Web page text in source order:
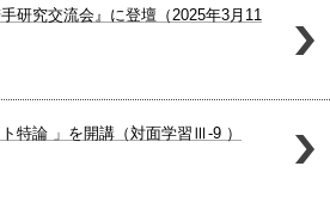
研究交流会』に登壇（2025年3月11
特論 」を開講（対面学習Ⅲ-9 ）